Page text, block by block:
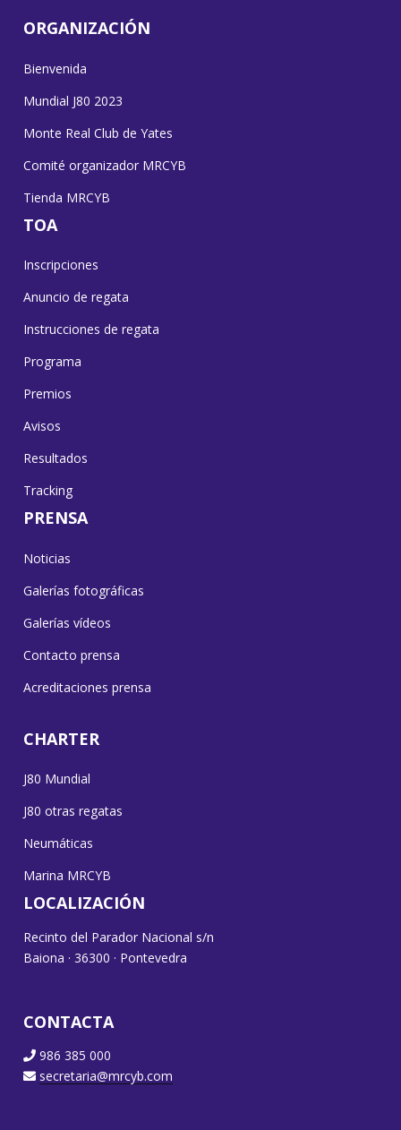
ORGANIZACIÓN
Bienvenida
Mundial J80 2023
Monte Real Club de Yates
Comité organizador MRCYB
Tienda MRCYB
TOA
Inscripciones
Anuncio de regata
Instrucciones de regata
Programa
Premios
Avisos
Resultados
Tracking
PRENSA
Noticias
Galerías fotográficas
Galerías vídeos
Contacto prensa
Acreditaciones prensa
CHARTER
J80 Mundial
J80 otras regatas
Neumáticas
Marina MRCYB
LOCALIZACIÓN
Recinto del Parador Nacional s/n
Baiona · 36300 · Pontevedra
CONTACTA
986 385 000
secretaria@mrcyb.com